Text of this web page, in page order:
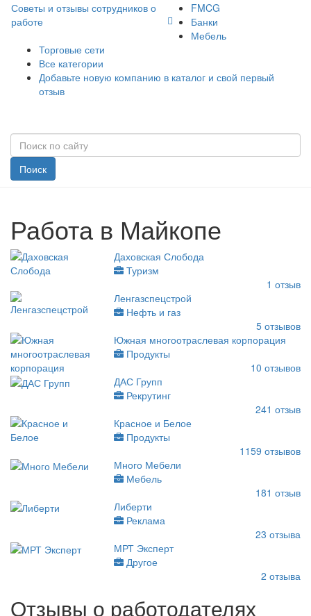
Советы и отзывы сотрудников о
работе
FMCG
Банки
Мебель
Торговые сети
Все категории
Добавьте новую компанию в каталог и свой первый
отзыв
Поиск
Работа в Майкопе
Даховская Слобода
Туризм
1 отзыв
Ленгазспецстрой
Нефть и газ
5 отзывов
Южная многоотраслевая корпорация
Продукты
10 отзывов
ДАС Групп
Рекрутинг
241 отзыв
Красное и Белое
Продукты
1159 отзывов
Много Мебели
Мебель
181 отзыв
Либерти
Реклама
23 отзыва
МРТ Эксперт
Другое
2 отзыва
Отзывы о работодателях